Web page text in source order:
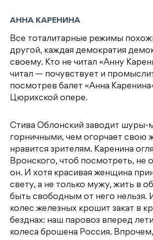
АННА КАРЕНИНА
Все тоталитарные режимы
другой, каждая демократия
своему. Кто не читал «Анну
читал — почувствует и
посмотрев балет «Анна
Цюрихской опере.
Стива Облонский заводит шуры-
горничными, чем огорчает свою
нравится зрителям. Каренина
Вронского, чтоб посмотреть, не
он. И хотя красивая женщина
свету, а не только мужу, жить в
быть свободным от него нельзя.
колес железных крошит закат в
безднах: наш паровоз вперед
колеса брошена Россия.